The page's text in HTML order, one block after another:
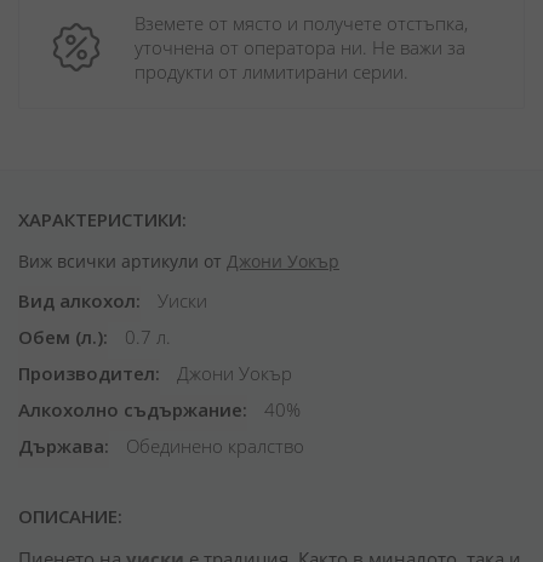
Вземете от място и получете отстъпка,
уточнена от оператора ни. Не важи за
продукти от лимитирани серии.
ХАРАКТЕРИСТИКИ:
Виж всички артикули от Джони Уокър
Вид алкохол
Уиски
Обем (л.)
0.7 л.
Производител
Джони Уокър
Алкохолно съдържание
40%
Държава
Обединено кралство
ОПИСАНИЕ: